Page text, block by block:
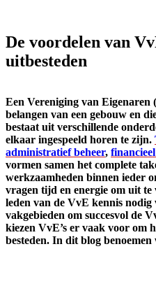
De voordelen van
uitbesteden
Een Vereniging van
belangen van een gebouw en
bestaat uit verschillende
elkaar ingespeeld horen te zijn.
administratief beheer,
vormen samen het complete
werkzaamheden binnen ieder
vragen tijd en energie om uit te
leden van de VvE kennis nodig
vakgebieden om succesvol de
kiezen VvE’s er vaak voor om
besteden. In dit blog benoemen